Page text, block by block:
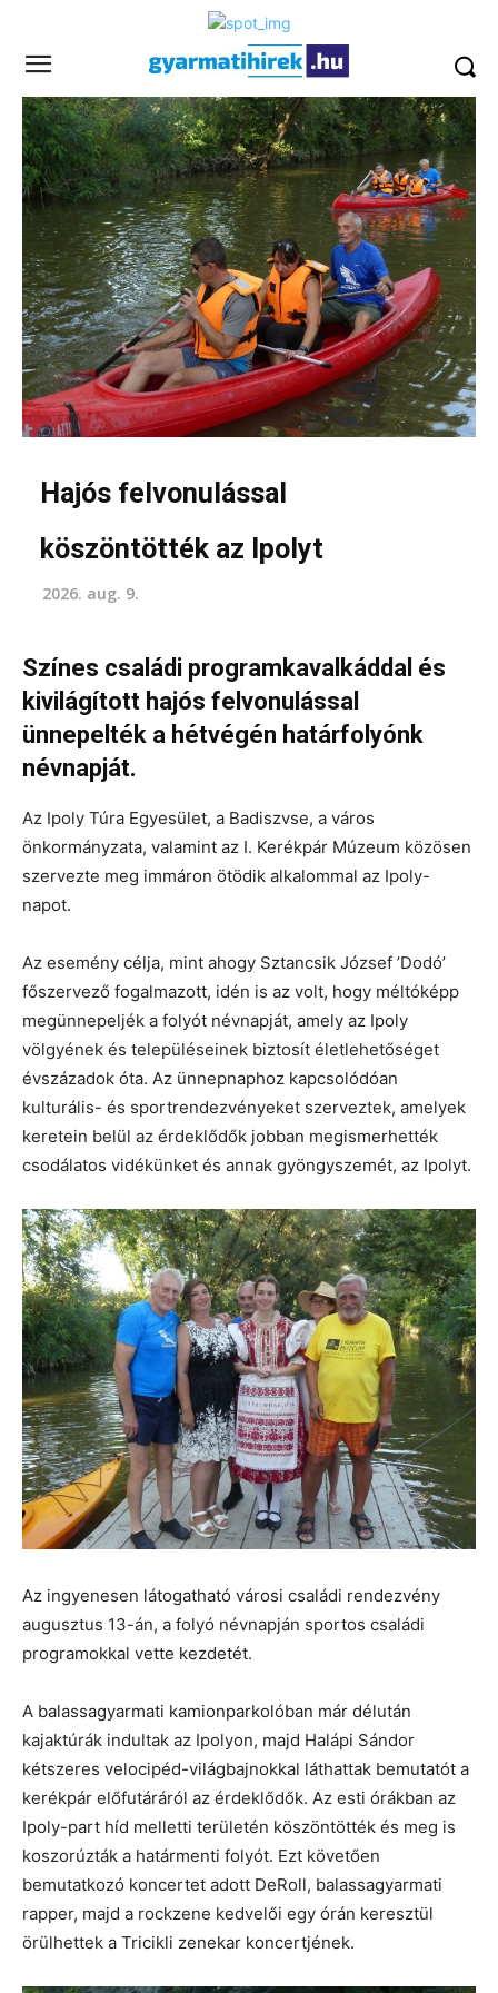
Hajós felvonulással
köszöntötték az Ipolyt
2026. aug. 9.
Színes családi programkavalkáddal és
kivilágított hajós felvonulással
ünnepelték a hétvégén határfolyónk
névnapját.
Az Ipoly Túra Egyesület, a Badiszvse, a város
önkormányzata, valamint az I. Kerékpár Múzeum közösen
szervezte meg immáron ötödik alkalommal az Ipoly-
napot.
Az esemény célja, mint ahogy Sztancsik József ’Dodó’
főszervező fogalmazott, idén is az volt, hogy méltóképp
megünnepeljék a folyót névnapját, amely az Ipoly
völgyének és településeinek biztosít életlehetőséget
évszázadok óta. Az ünnepnaphoz kapcsolódóan
kulturális- és sportrendezvényeket szerveztek, amelyek
keretein belül az érdeklődők jobban megismerhették
csodálatos vidékünket és annak gyöngyszemét, az Ipolyt.
Az ingyenesen látogatható városi családi rendezvény
augusztus 13-án, a folyó névnapján sportos családi
programokkal vette kezdetét.
A balassagyarmati kamionparkolóban már délután
kajaktúrák indultak az Ipolyon, majd Halápi Sándor
kétszeres velocipéd-világbajnokkal láthattak bemutatót a
kerékpár előfutáráról az érdeklődők. Az esti órákban az
Ipoly-part híd melletti területén köszöntötték és meg is
koszorúzták a határmenti folyót. Ezt követően
bemutatkozó koncertet adott DeRoll, balassagyarmati
rapper, majd a rockzene kedvelői egy órán keresztül
örülhettek a Tricikli zenekar koncertjének.